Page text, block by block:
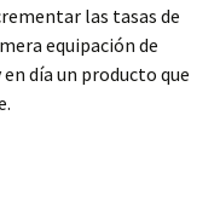
las tasas de
equipación de
día un producto que